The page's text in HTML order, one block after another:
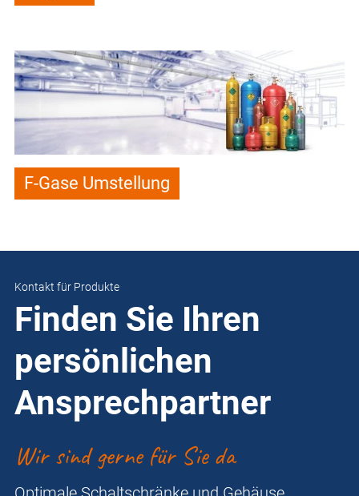
F-Gase Umstellung
Kontakt für Produkte
Finden Sie Ihren
persönlichen
Ansprechpartner
Wir sind gerne für Sie da